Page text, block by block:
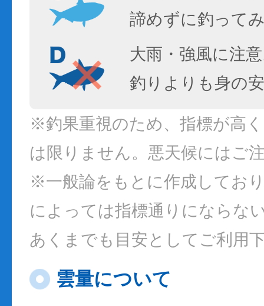
諦めずに釣って
大雨・強風に注
釣りよりも身の
※釣果重視のため、指標が高
は限りません。悪天候にはご
※一般論をもとに作成してお
によっては指標通りにならな
あくまでも目安としてご利用
雲量について